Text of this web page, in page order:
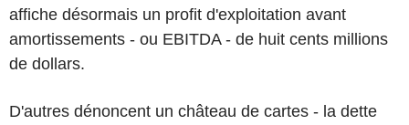
affiche désormais un profit d'exploitation avant
amortissements - ou EBITDA - de huit cents millions
de dollars.
D'autres dénoncent un château de cartes - la dette